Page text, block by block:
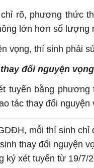
rõ, phương thức
lớn hơn số
vọng, thí sinh phải
đổi nguyện
tuyển bằng
tác thay đổi
mỗi thí sinh
thay đổi nguyện
ký xét tuyển từ 19/7/